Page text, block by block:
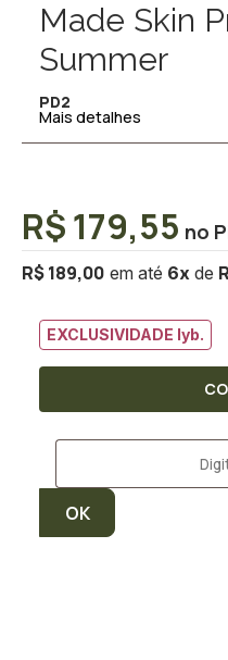
Made Skin
Summer
PD2
Mais detalhes
R$ 189,00 6x
R$ 179,55
EXCLUSIVIDADE lyb.